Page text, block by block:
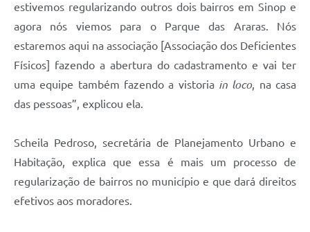
estivemos regularizando outros dois bairros em Sinop e
agora nós viemos para o Parque das Araras. Nós
estaremos aqui na associação [Associação dos Deficientes
Físicos] fazendo a abertura do cadastramento e vai ter
uma equipe também fazendo a vistoria in loco, na casa
das pessoas”, explicou ela.
Scheila Pedroso, secretária de Planejamento Urbano e
Habitação, explica que essa é mais um processo de
regularização de bairros no município e que dará direitos
efetivos aos moradores.